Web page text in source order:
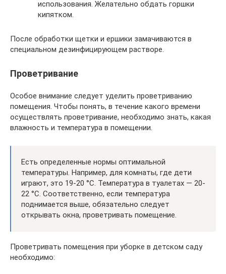
использования. Желательно обдать горшки
кипятком.
После обработки щетки и ершики замачиваются в
специальном дезинфицирующем растворе.
Проветривание
Особое внимание следует уделить проветриванию
помещения. Чтобы понять, в течение какого времени
осуществлять проветривание, необходимо знать, какая
влажность и температура в помещении.
Есть определенные нормы оптимальной
температуры. Например, для комнаты, где дети
играют, это 19-20 °С. Температура в туалетах — 20-
22 °С. Соответственно, если температура
поднимается выше, обязательно следует
открывать окна, проветривать помещение.
Проветривать помещения при уборке в детском саду
необходимо: